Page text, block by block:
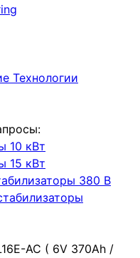
Технологии
10 кВт
15 кВт
380 В
AC ( 6V 370Ah /